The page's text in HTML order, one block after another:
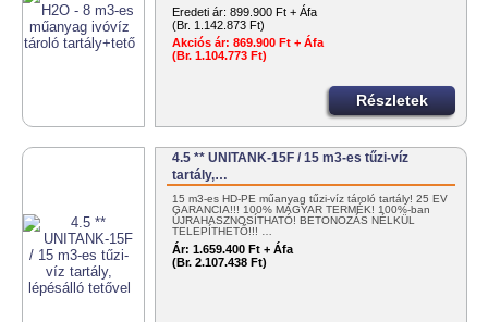
Eredeti ár: 899.900 Ft + Áfa
(Br. 1.142.873 Ft)
Akciós ár: 869.900 Ft + Áfa
(Br. 1.104.773 Ft)
Részletek
4.5 ** UNITANK-15F / 15 m3-es tűzi-víz
tartály,…
15 m3-es HD-PE műanyag tűzi-víz tároló tartály! 25 ÉV
GARANCIA!!! 100% MAGYAR TERMÉK! 100%-ban
ÚJRAHASZNOSÍTHATÓ! BETONOZÁS NÉLKÜL
TELEPÍTHETŐ!!! …
Ár: 1.659.400 Ft + Áfa
(Br. 2.107.438 Ft)